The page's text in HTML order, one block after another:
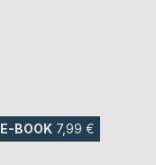
E-BOOK 7,99 €